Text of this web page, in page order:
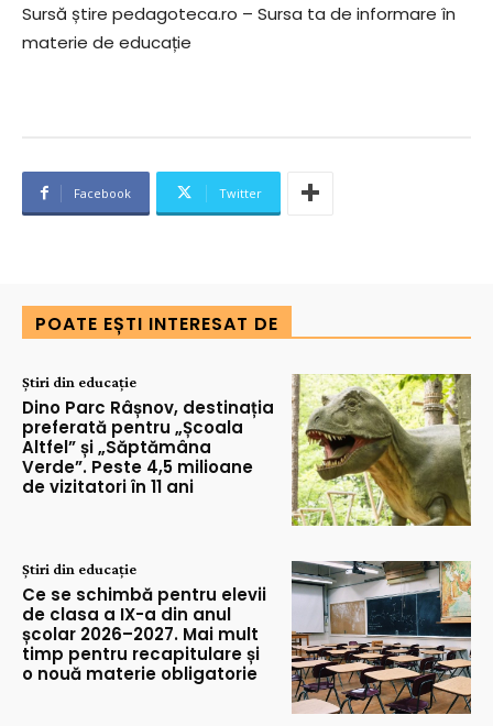
Sursă știre pedagoteca.ro – Sursa ta de informare în
materie de educație
Facebook Twitter
POATE EȘTI INTERESAT DE
Știri din educație
Dino Parc Râșnov, destinația
preferată pentru „Școala
Altfel” și „Săptămâna
Verde”. Peste 4,5 milioane
de vizitatori în 11 ani
Știri din educație
Ce se schimbă pentru elevii
de clasa a IX-a din anul
școlar 2026–2027. Mai mult
timp pentru recapitulare și
o nouă materie obligatorie